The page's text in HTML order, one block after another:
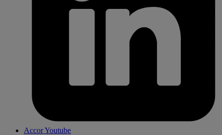
Accor Youtube